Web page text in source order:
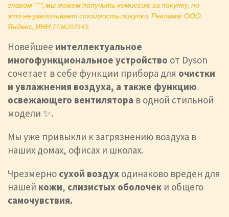
знаком "*", мы можем получить комиссию за покупку, но
это не увеличивает стоимость покупки. Реклама: ООО
Яндекс, ИНН 7736207543.
Новейшее интеллектуальное
многофункциональное устройство от Dyson
сочетает в себе функции прибора для очистки
и увлажнения воздуха, а также функцию
освежающего вентилятора в одной стильной
модели ✨.
Мы уже привыкли к загрязнению воздуха в
наших домах, офисах и школах.
Чрезмерно сухой воздух одинаково вреден для
нашей кожи, слизистых оболочек и общего
самочувствия.